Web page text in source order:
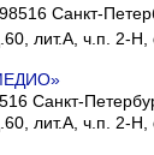
Санкт-
лит.А, ч.п. 2-
Санкт-
лит.А, ч.п. 2-